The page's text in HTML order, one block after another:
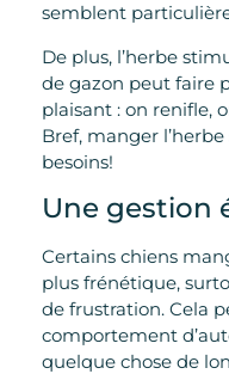
semblent
De plus, l’herbe
de gazon peut faire
plaisant : on renifle,
Bref, manger
besoins!
Une gestion
Certains chiens
plus frénétique,
de frustration. Cela
comportement
quelque chose de